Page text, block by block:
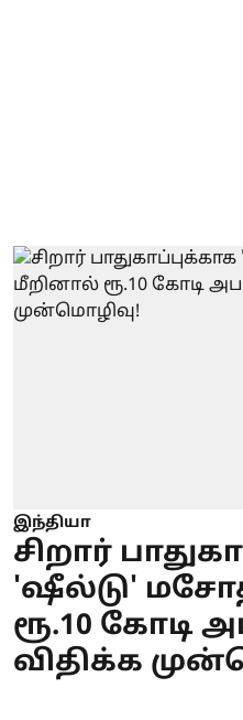
இந்தியா
சிறார்
'ஷீல்டு'
ரூ.10 கோடி
விதிக்க